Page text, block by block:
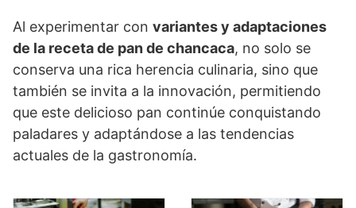
Al experimentar con variantes y adaptaciones
de la receta de pan de chancaca, no solo se
conserva una rica herencia culinaria, sino que
también se invita a la innovación, permitiendo
que este delicioso pan continúe conquistando
paladares y adaptándose a las tendencias
actuales de la gastronomía.